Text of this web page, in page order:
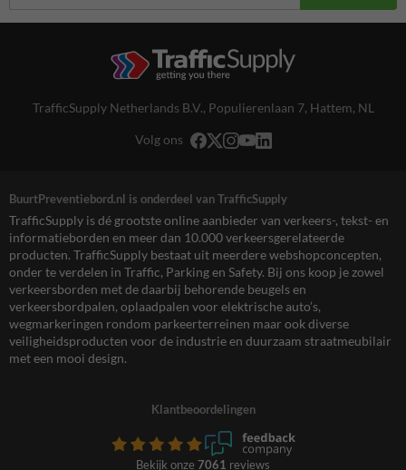
TrafficSupply Netherlands B.V., Populierenlaan 7, Hattem, NL
Volg ons
BuurtPreventiebord.nl is onderdeel van TrafficSupply
TrafficSupply is dé grootste online aanbieder van verkeers-, tekst- en
informatieborden en meer dan 10.000 verkeersgerelateerde
producten. TrafficSupply bestaat uit meerdere webshopconcepten,
onder te verdelen in Traffic, Parking en Safety. Bij ons koop je zowel
verkeersborden met de daarbij behorende beugels en
verkeersbordpalen, oplaadpalen voor elektrische auto’s,
wegmarkeringen rondom parkeerterreinen maar ook diverse
veiligheidsproducten voor de industrie en duurzaam straatmeubilair
met een mooi design.
Klantbeoordelingen
Bekijk onze 7061 reviews